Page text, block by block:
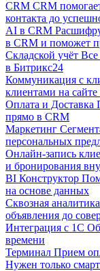
CRM CRM
контакта до
AI в CRM
в CRM и поможет
Складской учёт Все
в Битрикс24
Коммуникация с
клиентами на
Оплата и Доставка
прямо в CRM
Маркетинг
персональных
Онлайн-запись
и бронирования
BI Конструктор
на основе данных
Сквозная аналитика
объявления до
Интеграция с 1С
времени
Терминал Прием
Нужен только